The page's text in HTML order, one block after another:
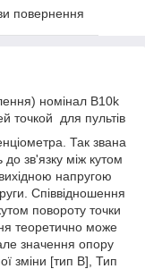
повернення
номінал B10k
точкой для пультів
Так звана
до зв'язку між кутом
напругою
Співвідношення
повороту точки
теоретично може
значення опору
зміни [тип B], Тип